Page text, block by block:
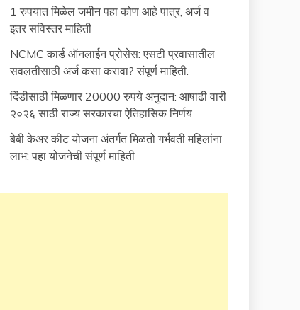
1 रुपयात मिळेल जमीन पहा कोण आहे पात्र, अर्ज व
इतर सविस्तर माहिती
NCMC कार्ड ऑनलाईन प्रोसेस: एसटी प्रवासातील
सवलतीसाठी अर्ज कसा करावा? संपूर्ण माहिती.
दिंडीसाठी मिळणार 20000 रुपये अनुदान: आषाढी वारी
२०२६ साठी राज्य सरकारचा ऐतिहासिक निर्णय
बेबी केअर कीट योजना अंतर्गत मिळतो गर्भवती महिलांना
लाभ; पहा योजनेची संपूर्ण माहिती